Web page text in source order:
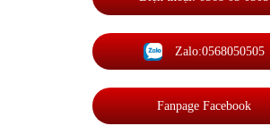
Zalo:0568050505
Fanpage Facebook